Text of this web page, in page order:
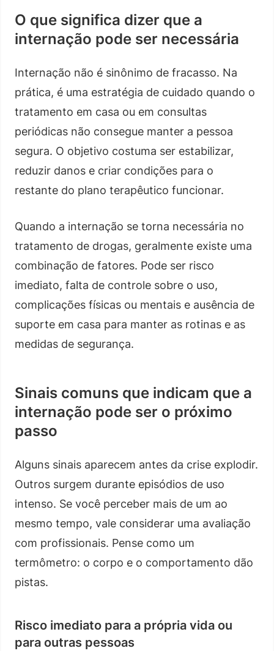
O que significa dizer que a
internação pode ser necessária
Internação não é sinônimo de fracasso. Na
prática, é uma estratégia de cuidado quando o
tratamento em casa ou em consultas
periódicas não consegue manter a pessoa
segura. O objetivo costuma ser estabilizar,
reduzir danos e criar condições para o
restante do plano terapêutico funcionar.
Quando a internação se torna necessária no
tratamento de drogas, geralmente existe uma
combinação de fatores. Pode ser risco
imediato, falta de controle sobre o uso,
complicações físicas ou mentais e ausência de
suporte em casa para manter as rotinas e as
medidas de segurança.
Sinais comuns que indicam que a
internação pode ser o próximo
passo
Alguns sinais aparecem antes da crise explodir.
Outros surgem durante episódios de uso
intenso. Se você perceber mais de um ao
mesmo tempo, vale considerar uma avaliação
com profissionais. Pense como um
termômetro: o corpo e o comportamento dão
pistas.
Risco imediato para a própria vida ou
para outras pessoas